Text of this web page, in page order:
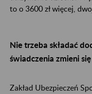
to o 3600 zł więcej,
Nie trzeba składać
świadczenia zmieni
Zakład Ubezpieczeń